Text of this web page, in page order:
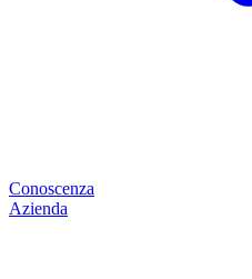
Conoscenza
Azienda